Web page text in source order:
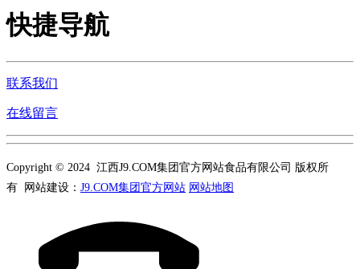
快捷导航
联系我们
在线留言
Copyright © 2024 江西J9.COM集团官方网站食品有限公司 版权所
有 网站建设： J9.COM集团官方网站 网站地图